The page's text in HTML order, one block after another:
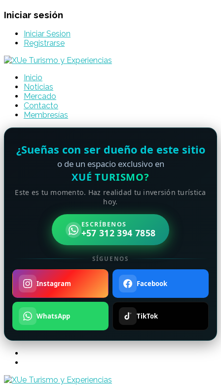
Iniciar sesión
Iniciar Sesion
Registrarse
Inicio
Noticias
Mercado
Contacto
Membresías
¿Sueñas con ser dueño de este sitio
o de un espacio exclusivo en
XUÉ TURISMO?
Este es tu momento. Haz realidad tu inversión turística
hoy.
ESCRÍBENOS
+57 312 394 7858
SÍGUENOS
Instagram Facebook
WhatsApp TikTok